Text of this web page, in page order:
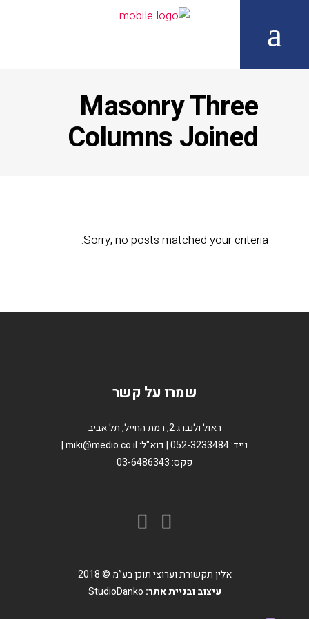
Masonry Three
Columns Joined
Sorry, no posts matched your criteria.
שמרו על קשר
ראול ולנברג 2, רמת החייל, תל אביב
נייד: 052-3233484 | דוא"ל: miki@medio.co.il |
פקס: 03-6486343
אלין תקשורת וערוצי תוכן בע”מ © 2018
עיצוב ובניית אתר: